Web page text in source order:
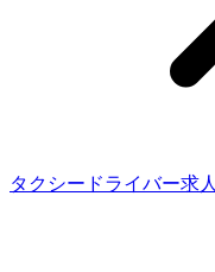
タクシードライバー求人